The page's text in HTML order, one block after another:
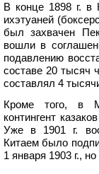
В конце 1898 г. в
ихэтуаней
был захвачен
вошли в
подавлению
составе 20 тысяч
составлял 4
Кроме того, в
контингент
Уже в 1901 г.
Китаем было
1 января 1903 г.,